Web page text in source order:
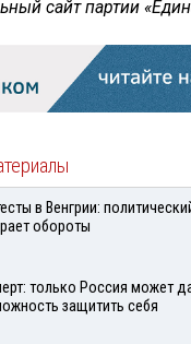
сайт партии
в Венгрии:
обороты
только Россия может
защитить себя